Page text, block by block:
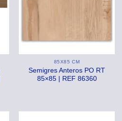
85X85 CM
Semigres Anteros PO RT
85×85 | REF 86360